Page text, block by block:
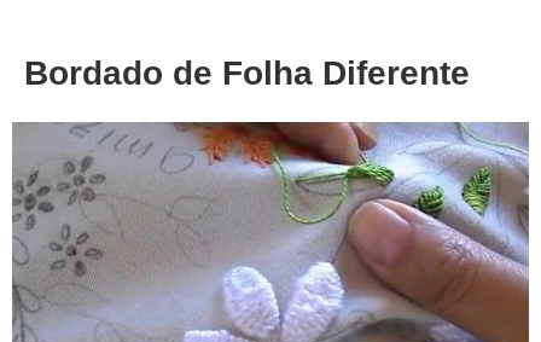
Bordado de Folha Diferente